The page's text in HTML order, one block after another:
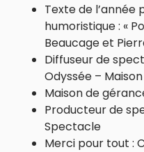
Texte de l’année
humoristique : «
Beaucage et
Diffuseur de
Odyssée –
Maison de
Producteur de
Spectacle
Merci pour tout :